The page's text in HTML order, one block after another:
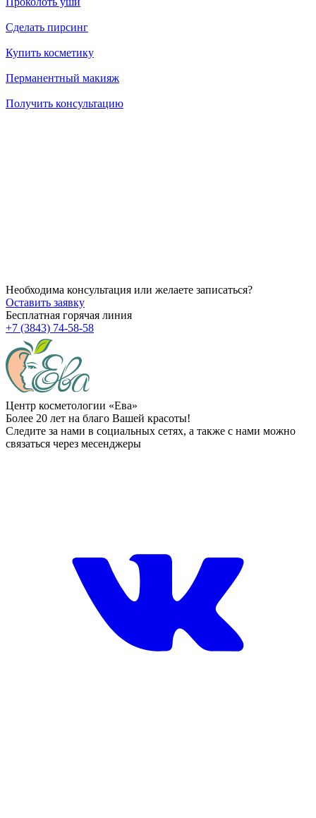
Сделать пирсинг
Купить косметику
Перманентный макияж
Получить консультацию
Необходима консультация или желаете записаться?
Оставить заявку
Бесплатная горячая линия
+7 (3843) 74-58-58
Центр косметологии «Ева»
Более 20 лет на благо Вашей красоты!
Следите за нами в социальных сетях, а также с нами можно
связаться через месенджеры